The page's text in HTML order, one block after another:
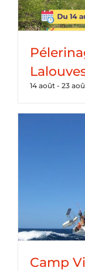
14 août - 23
Camp